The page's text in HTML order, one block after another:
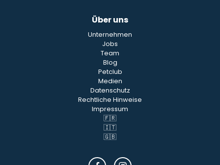
Über uns
Unternehmen
Jobs
Team
Blog
Petclub
Medien
Datenschutz
Rechtliche Hinweise
Impressum
🇫🇷
🇮🇹
🇬🇧